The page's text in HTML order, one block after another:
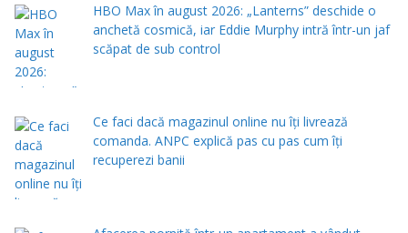
HBO Max în august 2026: „Lanterns” deschide o
anchetă cosmică, iar Eddie Murphy intră într-un jaf
scăpat de sub control
Ce faci dacă magazinul online nu îți livrează
comanda. ANPC explică pas cu pas cum îți
recuperezi banii